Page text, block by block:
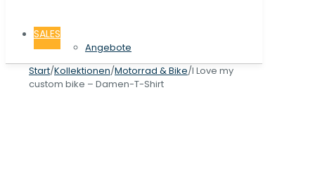
SALES
Angebote
Start/Kollektionen/Motorrad & Bike/I Love my
custom bike – Damen-T-Shirt